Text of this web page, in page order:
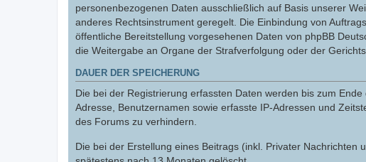
personenbezogenen Daten ausschließlich auf Basis unserer
anderes Rechtsinstrument geregelt. Die Einbindung von
öffentliche Bereitstellung vorgesehenen Daten von phpBB
die Weitergabe an Organe der Strafverfolgung oder der
DAUER DER SPEICHERUNG
Die bei der Registrierung erfassten Daten werden bis zum
Adresse, Benutzernamen sowie erfasste IP-Adressen und
des Forums zu verhindern.
Die bei der Erstellung eines Beitrags (inkl. Privater